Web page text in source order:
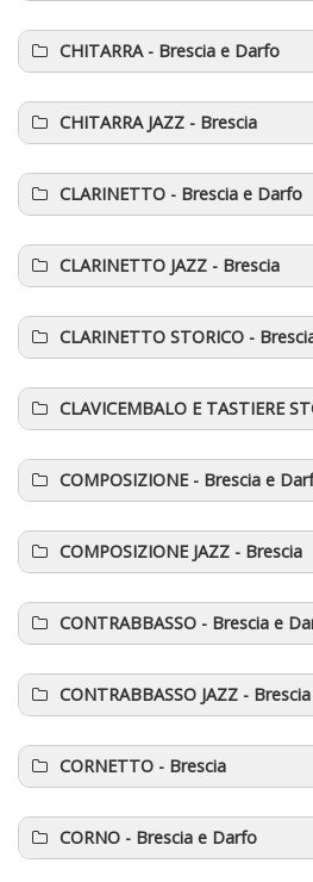
CHITARRA - Brescia e Darfo
CHITARRA JAZZ - Brescia
CLARINETTO - Brescia e Darfo
CLARINETTO JAZZ - Brescia
CLARINETTO STORICO -
CLAVICEMBALO E TASTIERE
COMPOSIZIONE- Brescia e
COMPOSIZIONE JAZZ - Brescia
CONTRABBASSO - Brescia e
CONTRABBASSO JAZZ - Brescia
CORNETTO - Brescia
CORNO - Brescia e Darfo